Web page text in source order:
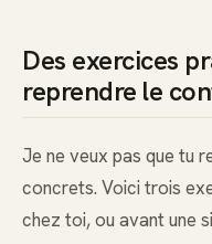
Des exercices
reprendre le
Je ne veux pas que tu
concrets. Voici trois
chez toi, ou avant une